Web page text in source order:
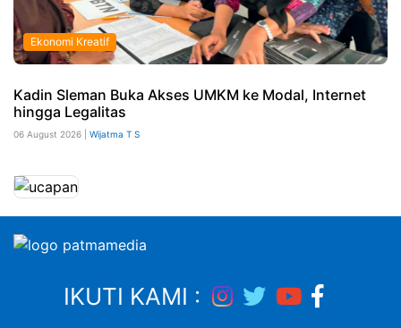
Ekonomi Kreatif
Kadin Sleman Buka Akses UMKM ke Modal, Internet
hingga Legalitas
06 August 2026 | Wijatma T S
IKUTI KAMI :